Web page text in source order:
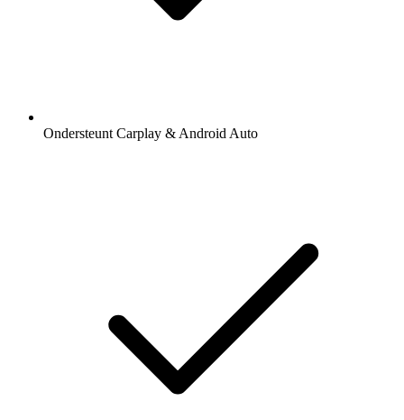
Ondersteunt Carplay & Android Auto